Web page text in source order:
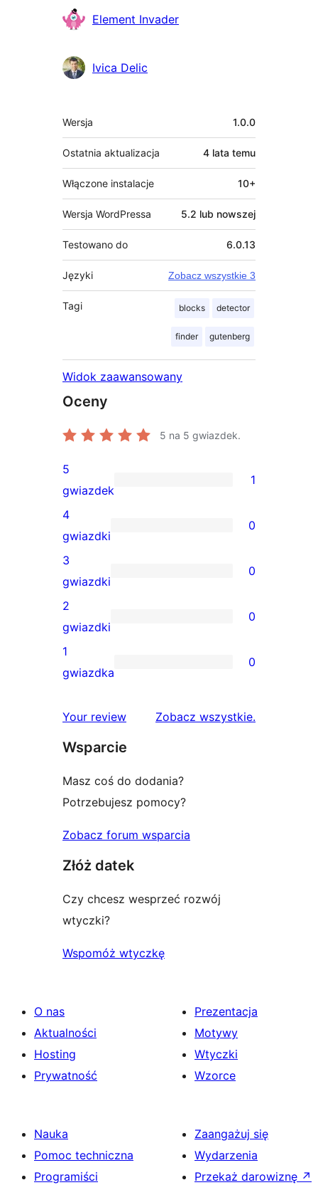
Zaangażowani
Element Invader
Ivica Delic
Meta
Wersja 1.0.0
Ostatnia aktualizacja 4 lata temu
Włączone instalacje 10+
Wersja WordPressa 5.2 lub nowszej
Testowano do 6.0.13
Języki Zobacz wszystkie 3
Tagi blocks detector
finder gutenberg
Widok zaawansowany
Oceny
5 na 5 gwiazdek.
1
recenzja
5-
gwiazdkowa
5
gwiazdek
1
0
recenzji
4-
gwiazdkowych
4
gwiazdki
0
0
recenzji
3-
gwiazdkowych
3
gwiazdki
0
0
recenzji
2-
2
gwiazdki
0
0
1-
1
gwiazdka
0
Your review Zobacz wszystkierecenzje
.
Wsparcie
Masz coś do dodania?
Potrzebujesz pomocy?
Zobacz forum wsparcia
Złóż datek
Czy chcesz wesprzeć rozwój
wtyczki?
Wspomóż wtyczkę
O nas
Aktualności
Hosting
Prywatność
Prezentacja
Motywy
Wtyczki
Wzorce
Nauka
Pomoc techniczna
Programiści
Zaangażuj się
Wydarzenia
Przekaż darowiznę ↗